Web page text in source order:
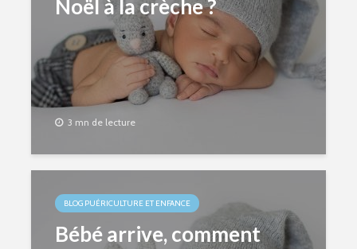
Noël à la crèche ?
3 mn de lecture
BLOG PUÉRICULTURE ET ENFANCE
Bébé arrive, comment